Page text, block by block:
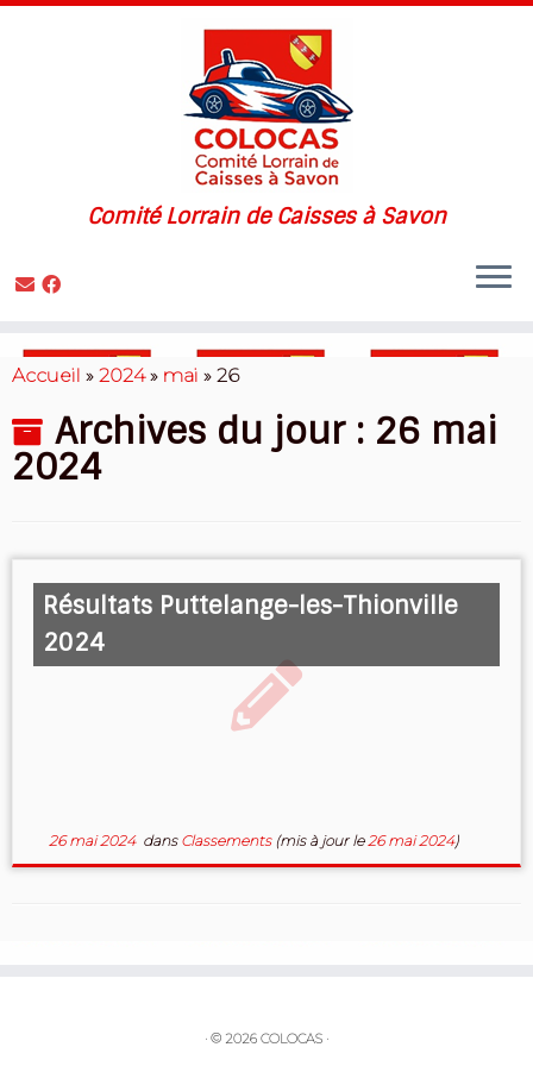
Skip
to
Comité Lorrain de Caisses à Savon
Accueil » 2024 » mai » 26
Archives du jour : 26 mai
2024
Résultats Puttelange-les-Thionville
2024
26 mai 2024dans Classements (mis à jour le26 mai 2024)
· © 2026 COLOCAS ·